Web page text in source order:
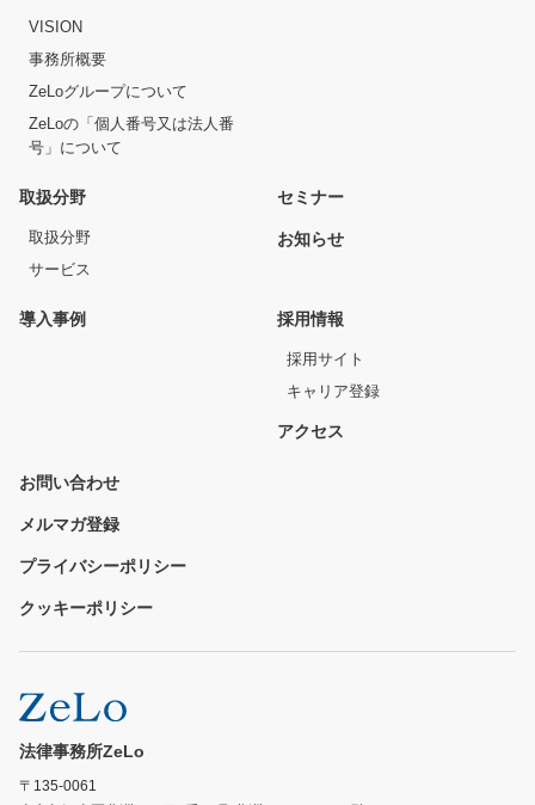
VISION
事務所概要
ZeLoグループについて
ZeLoの「個人番号又は法人番
号」について
取扱分野
取扱分野
サービス
セミナー
お知らせ
導入事例 採用情報
採用サイト
キャリア登録
アクセス
お問い合わせ
メルマガ登録
プライバシーポリシー
クッキーポリシー
法律事務所ZeLo
〒135-0061